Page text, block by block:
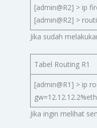
[admin@R2] > ip
[admin@R2] >
Jika sudah
Tabel Routing R1
[admin@R1] > ip
Jika ingin melihat